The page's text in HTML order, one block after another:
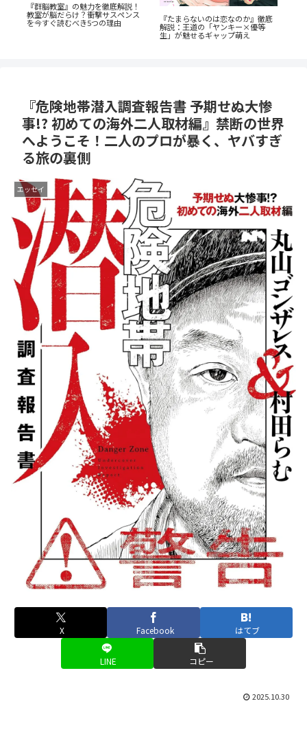
『群脳教室』の魅力を徹底解説！
教室が脳だらけ？衝撃サスペンス
を今すぐ読むべき5つの理由 『たまらないのは恋なのか』徹底
解説：王道の「ヤンキー×優等
生」が魅せるギャップ萌え
『危険地帯潜入調査報告書 予期せぬ大惨
事!? 初めての海外二人取材編』禁断の世界
へようこそ！二人のプロが暴く、ヤバすぎ
る旅の裏側
エッセイ
X Facebook はてブ
LINE コピー
2025.10.30